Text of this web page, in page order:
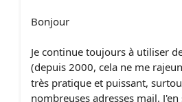
Bonjour
Je continue toujours à utiliser
(depuis 2000, cela ne me
très pratique et puissant,
nombreuses adresses mail.